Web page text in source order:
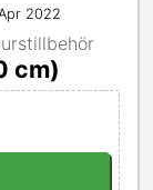
2022
cm)